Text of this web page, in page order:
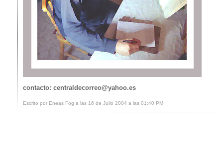
contacto: centraldecorreo@yahoo.es
Escrito por Eneas Fog a las 16 de Julio 2004 a las 01:40 PM